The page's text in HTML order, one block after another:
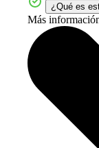
¿Qué es
Más